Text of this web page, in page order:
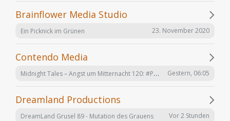
Brainflower Media Studio
Ein Picknick im Grünen 23. November 2020
Contendo Media
Midnight Tales – Angst um Mitternacht 120: #Penizitas ist real! (VÖ 7. August 2026) Gestern, 06:05
Dreamland Productions
DreamLand Grusel 89 - Mutation des Grauens Vor 2 Stunden